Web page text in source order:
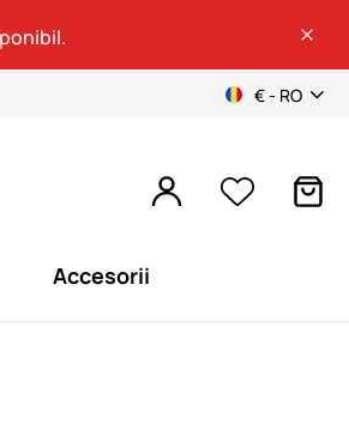
€ - RO
Accesorii